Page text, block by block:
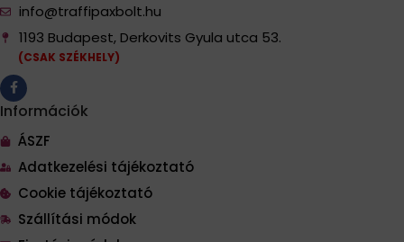
info@traffipaxbolt.hu
1193 Budapest, Derkovits Gyula utca 53.
(CSAK SZÉKHELY)
Információk
ÁSZF
Adatkezelési tájékoztató
Cookie tájékoztató
Szállítási módok